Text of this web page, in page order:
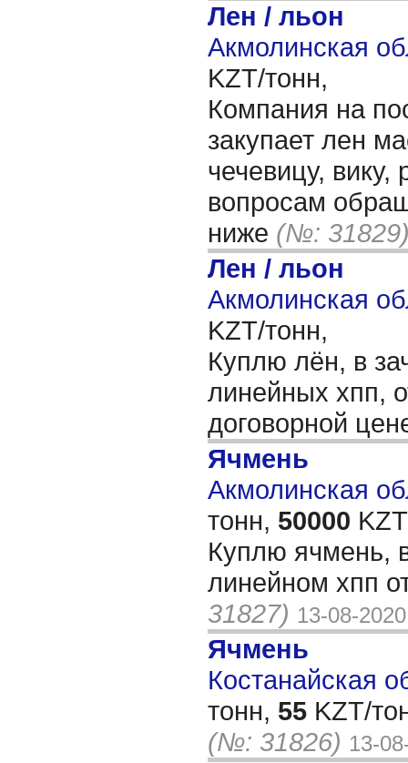
Лен / льон
Акмолинская
KZT/тонн,
Компания на
закупает лен
чечевицу,
вопросам
ниже (№:
Лен / льон
Акмолинская
KZT/тонн,
Куплю лён, в
линейных хпп,
договорной
Ячмень
Акмолинская
тонн, 50000
Куплю ячмень,
линейном хпп
31827) 13-08-2020
Ячмень
Костанайская
тонн, 55 KZT/
(№: 31826) 13-